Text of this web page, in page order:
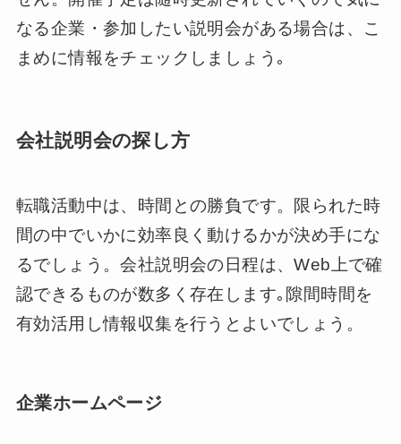
なる企業・参加したい説明会がある場合は、こ
まめに情報をチェックしましょう｡
会社説明会の探し方
転職活動中は、時間との勝負です。限られた時
間の中でいかに効率良く動けるかが決め手にな
るでしょう。会社説明会の日程は、Web上で確
認できるものが数多く存在します｡隙間時間を
有効活用し情報収集を行うとよいでしょう。
企業ホームページ